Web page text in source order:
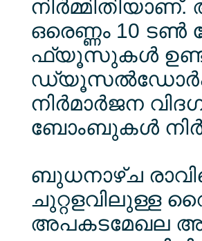
ഒരെണ്ണം 10 ടണ്‍
ഫ്യൂസുകള്‍
ഡ്യൂസല്‍ഡോര്‍ഫ്
നിര്‍മാര്‍ജന
ബോംബുകള്‍
ബുധനാഴ്ച
ചുറ്റളവിലുള്ള
അപകടമേഖല